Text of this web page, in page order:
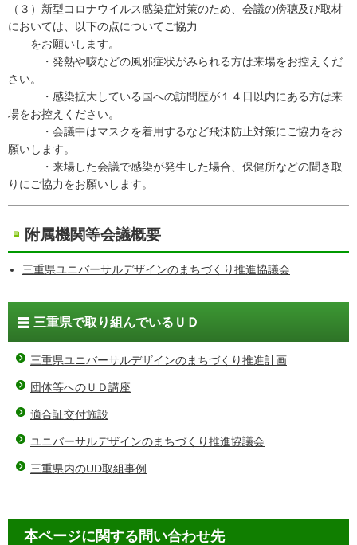
（３）新型コロナウイルス感染症対策のため、会議の傍聴及び取材
においては、以下の点についてご協力
をお願いします。
・発熱や咳などの風邪症状がみられる方は来場をお控えくだ
さい。
・感染拡大している国への訪問歴が１４日以内にある方は来
場をお控えください。
・会議中はマスクを着用するなど飛沫防止対策にご協力をお
願いします。
・来場した会議で感染が発生した場合、保健所などの聞き取
りにご協力をお願いします。
附属機関等会議概要
三重県ユニバーサルデザインのまちづくり推進協議会
三重県で取り組んでいるＵＤ
三重県ユニバーサルデザインのまちづくり推進計画
団体等へのＵＤ講座
適合証交付施設
ユニバーサルデザインのまちづくり推進協議会
三重県内のUD取組事例
本ページに関する問い合わせ先